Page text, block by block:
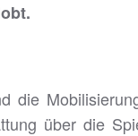
die
über die